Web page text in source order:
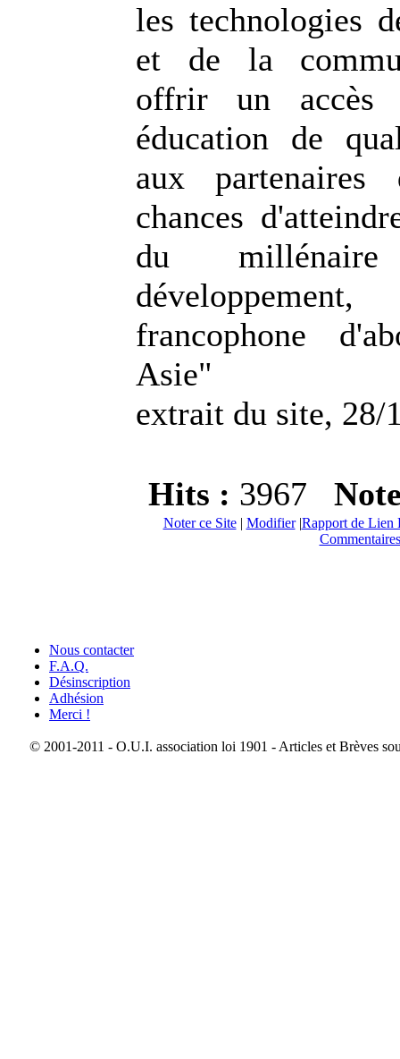
les technologies
et de la
offrir un accès
éducation de
aux partenaires
chances
du
francophone
Asie"
extrait du site, 28/
Hits : 3967
Noter ce Site| Modifier|Rapport de Lien
Nous contacter
F.A.Q.
Désinscription
Adhésion
Merci !
© 2001-2011 - O.U.I. association loi 1901 - Articles et Brèves